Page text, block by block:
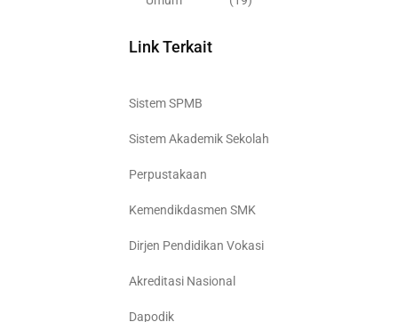
Link Terkait
Sistem SPMB
Sistem Akademik Sekolah
Perpustakaan
Kemendikdasmen SMK
Dirjen Pendidikan Vokasi
Akreditasi Nasional
Dapodik